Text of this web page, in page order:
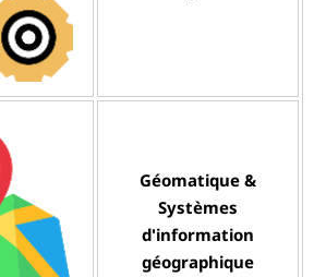
Géomatique &
Systèmes
d'information
géographique